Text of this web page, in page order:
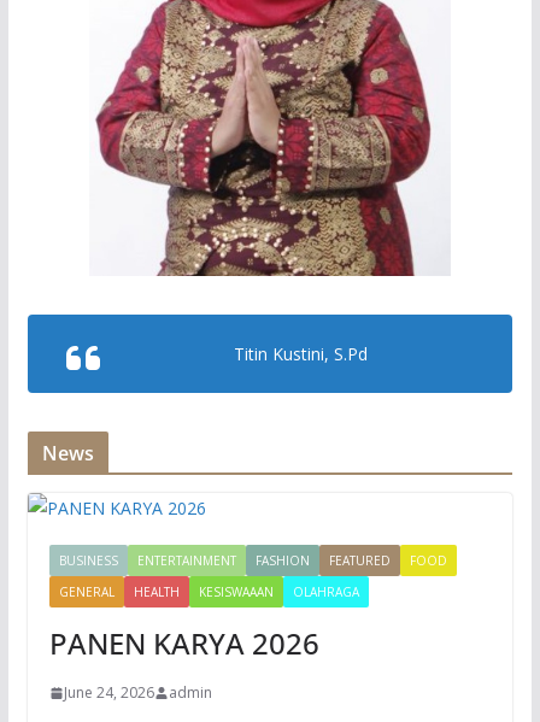
Titin Kustini, S.Pd
News
BUSINESS ENTERTAINMENT FASHION FEATURED
FOOD
GENERAL
HEALTH KESISWAAAN OLAHRAGA
PANEN KARYA 2026
June 24, 2026 admin